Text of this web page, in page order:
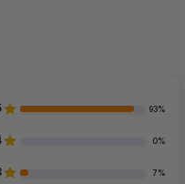
z koralikami
93%
0%
7%